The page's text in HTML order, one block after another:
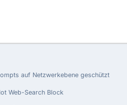
auf Netzwerkebene geschützt
Web-Search Block